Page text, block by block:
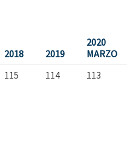
2018 2019
2020
MARZO
115 114 113